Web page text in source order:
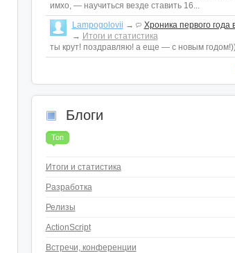
имхо, — научиться везде ставить 16...
Lampogolovii → Хроника первого года
→ Итоги и статистика
ты крут! поздравляю! а еще — с новым
Блоги
Топ
Итоги и статистика
Разработка
Релизы
ActionScript
Встречи, конференции